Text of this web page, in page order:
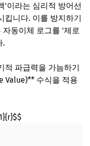
'이라는 심리적 방어선
킵니다. 이를 방지하기
자동이체 로그를 '제로
.
적 파급력을 가늠하기
Value)** 수식을 적용